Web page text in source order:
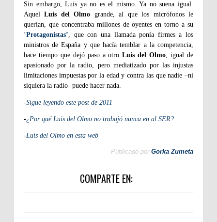
Sin embargo, Luis ya no es el mismo. Ya no suena igual.
AquelLuis del Olmo grande, al que los micrófonos le
querían, que concentraba millones de oyentes en torno a su
‘Protagonistas’, que con una llamada ponía firmes a los
ministros de España y que hacía temblar a la competencia,
hace tiempo que dejó paso a otroLuis del Olmo, igual de
apasionado por la radio, pero mediatizado por las injustas
limitaciones impuestas por la edad y contra las que nadie –ni
siquiera la radio- puede hacer nada.
-Sigue leyendo este post de 2011
-¿Por qué Luis del Olmo no trabajó nunca en al SER?
-Luis del Olmo en esta web
Publicado por Gorka Zumeta
COMPARTE EN: